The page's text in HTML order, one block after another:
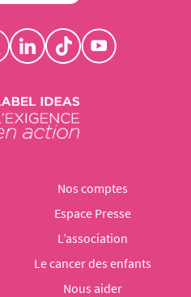
Nos comptes
Espace Presse
L’association
Le cancer des enfants
Nous aider